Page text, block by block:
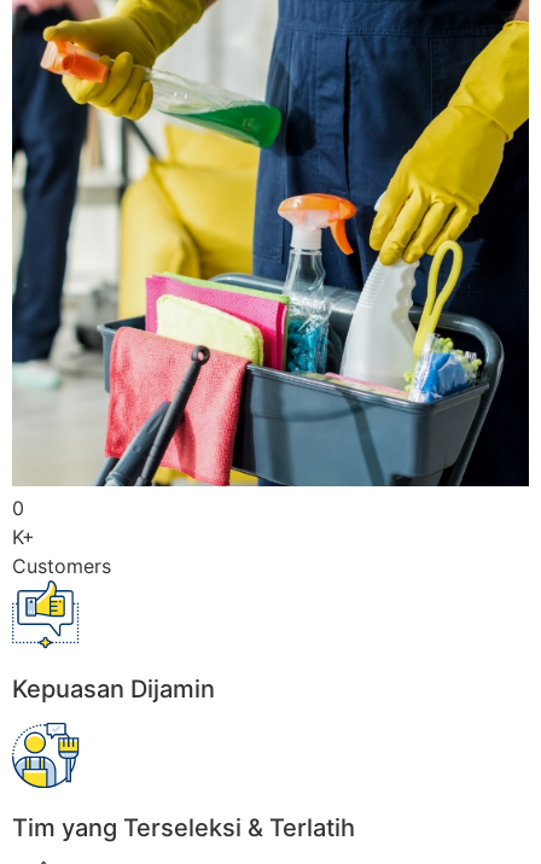
0
K+
Customers
Kepuasan Dijamin
Tim yang Terseleksi & Terlatih